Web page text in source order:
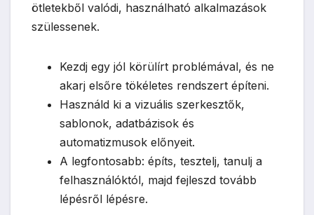
ötletekből valódi, használható alkalmazások
szülessenek.
Kezdj egy jól körülírt problémával, és ne
akarj elsőre tökéletes rendszert építeni.
Használd ki a vizuális szerkesztők,
sablonok, adatbázisok és
automatizmusok előnyeit.
A legfontosabb: építs, tesztelj, tanulj a
felhasználóktól, majd fejleszd tovább
lépésről lépésre.